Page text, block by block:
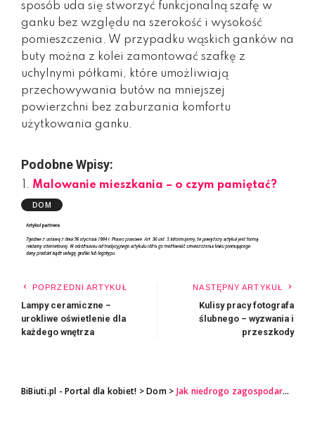
sposób uda się stworzyć funkcjonalną szafę w
ganku bez względu na szerokość i wysokość
pomieszczenia. W przypadku wąskich ganków na
buty można z kolei zamontować szafkę z
uchylnymi półkami, które umożliwiają
przechowywania butów na mniejszej
powierzchni bez zaburzania komfortu
użytkowania ganku.
Podobne Wpisy:
Malowanie mieszkania – o czym pamiętać?
DOM
POPRZEDNI ARTYKUŁ
Lampy ceramiczne –
urokliwe oświetlenie dla
każdego wnętrza
NASTĘPNY ARTYKUŁ
Kulisy pracy fotografa
ślubnego – wyzwania i
przeszkody
BiBiuti.pl - Portal dla kobiet! >Dom> Jak niedrogo zagospodarować ganek?